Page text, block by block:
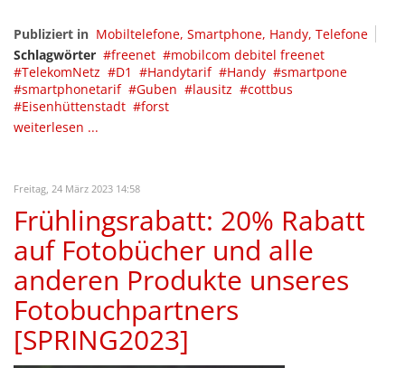
Publiziert in Mobiltelefone, Smartphone, Handy, Telefone
Schlagwörter
freenet
mobilcom debitel freenet
TelekomNetz
D1 Handytarif Handy
smartpone
smartphonetarif
Guben lausitz
cottbus
Eisenhüttenstadt
forst
weiterlesen ...
Freitag, 24 März 2023 14:58
Frühlingsrabatt: 20% Rabatt
auf Fotobücher und alle
anderen Produkte unseres
Fotobuchpartners
[SPRING2023]